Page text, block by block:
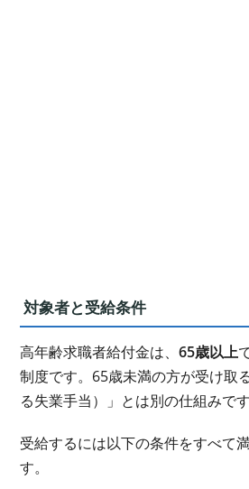
対象者と受給条件
高年齢求職者給付金は、65歳以上
制度です。65歳未満の方が受け取
る失業手当）」とは別の仕組みです
受給するには以下の条件をすべて
す。